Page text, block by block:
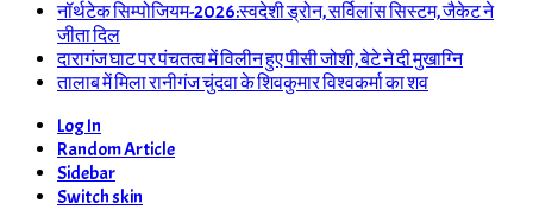
नॉर्थटेक सिम्पोजियम-2026:स्वदेशी ड्रोन, सर्विलांस सिस्टम, जैकेट ने
जीता दिल
दारागंज घाट पर पंचतत्व में विलीन हुए पीसी जोशी, बेटे ने दी मुखाग्नि
तालाब में मिला रानीगंज चुंदवा के शिवकुमार विश्वकर्मा का शव
Log In
Random Article
Sidebar
Switch skin